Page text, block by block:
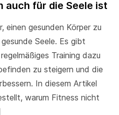
auch für die Seele ist
einen gesunden Körper zu
Seele. Es gibt
Training dazu
zu steigern und die
In diesem Artikel
warum Fitness nicht